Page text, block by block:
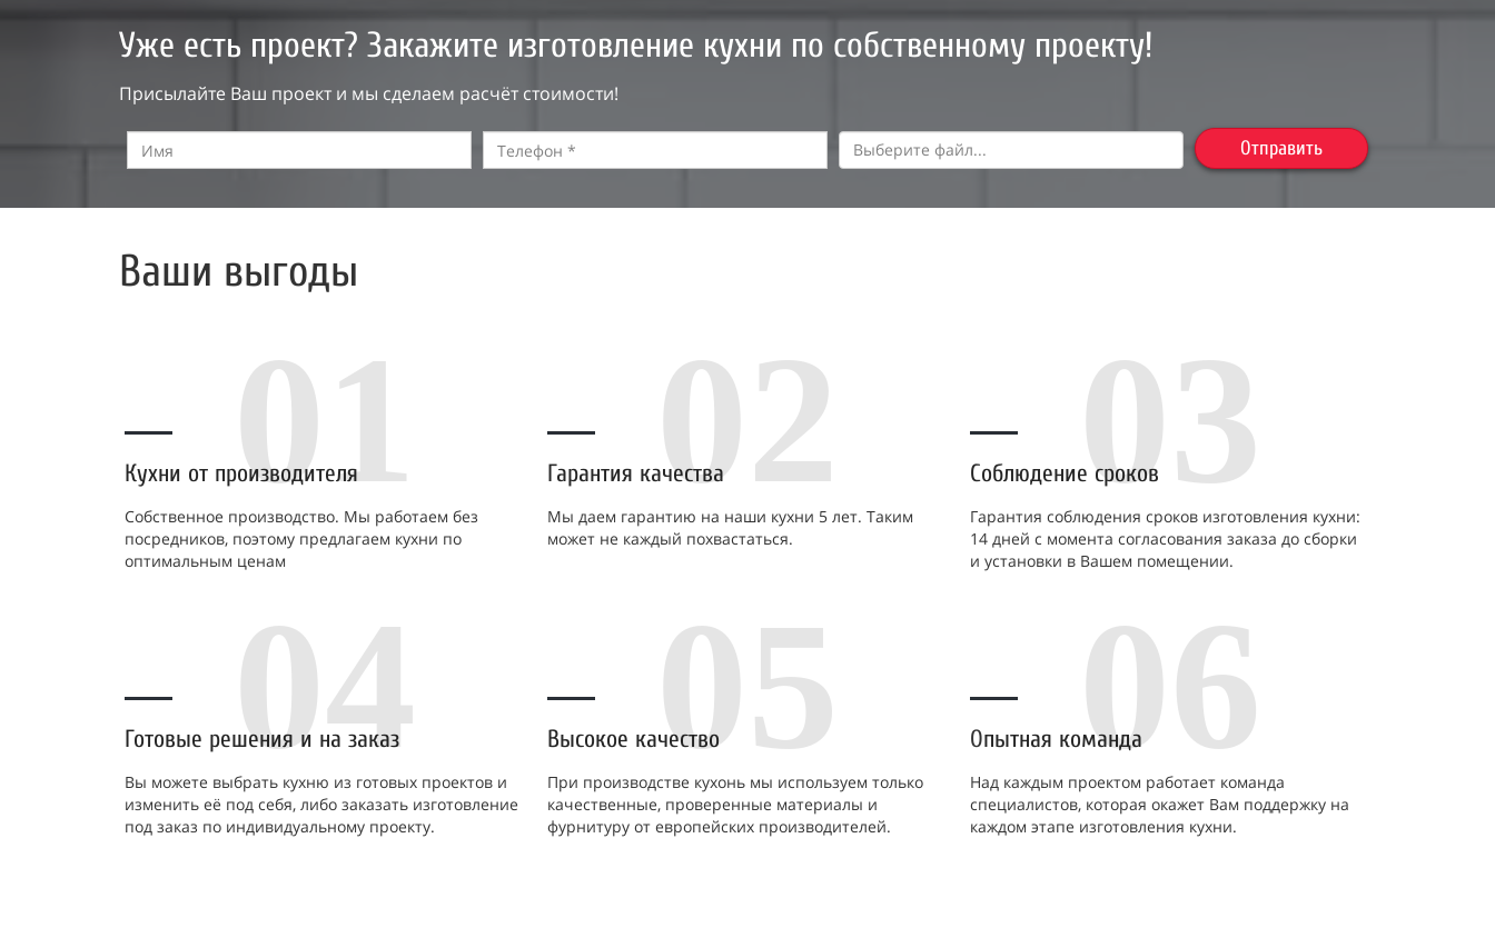
Уже есть проект? Закажите изготовление кухни по собственному проекту!
Присылайте Ваш проект и мы сделаем расчёт стоимости!
Выберите файл... Отправить
Ваши выгоды
01
Кухни от производителя
Собственное производство. Мы работаем без
посредников, поэтому предлагаем кухни по
оптимальным ценам
02
Гарантия качества
Мы даем гарантию на наши кухни 5 лет. Таким
может не каждый похвастаться.
03
Соблюдение сроков
Гарантия соблюдения сроков изготовления кухни:
14 дней с момента согласования заказа до сборки
и установки в Вашем помещении.
04
Готовые решения и на заказ
Вы можете выбрать кухню из готовых проектов и
изменить её под себя, либо заказать изготовление
под заказ по индивидуальному проекту.
05
Высокое качество
При производстве кухонь мы используем только
качественные, проверенные материалы и
фурнитуру от европейских производителей.
06
Опытная команда
Над каждым проектом работает команда
специалистов, которая окажет Вам поддержку на
каждом этапе изготовления кухни.